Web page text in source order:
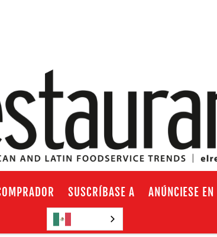
SUSCRÍBASE A ANÚNCIESE EN